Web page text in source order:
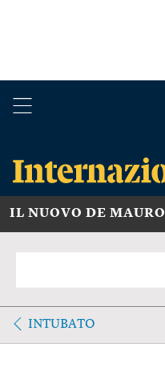
IL NUOVO DE MAURO
INTUBATO